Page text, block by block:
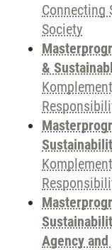
Connecting
Society
&
Agency